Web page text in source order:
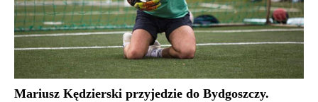
Mariusz Kędzierski przyjedzie do Bydgoszczy.